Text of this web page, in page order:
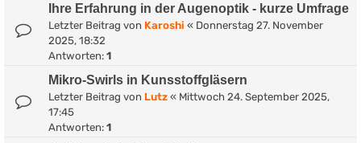
Ihre Erfahrung in der Augenoptik - kurze Umfrage
Letzter Beitrag von Karoshi « Donnerstag 27. November
2025, 18:32
Antworten: 1
Mikro-Swirls in Kunsstoffgläsern
Letzter Beitrag von Lutz « Mittwoch 24. September 2025,
17:45
Antworten: 1